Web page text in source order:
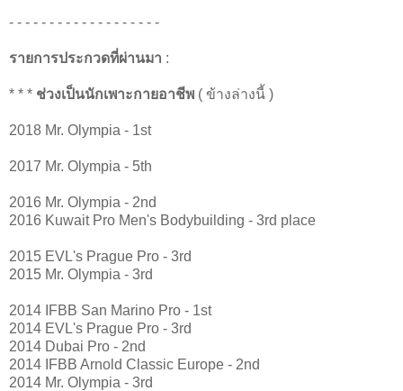
- - - - - - - - - - - - - - - - - - -
รายการประกวดที่ผ่านมา :
* * * ช่วงเป็นนักเพาะกายอาชีพ ( ข้างล่างนี้ )
2018 Mr. Olympia - 1st
2017 Mr. Olympia - 5th
2016 Mr. Olympia - 2nd
2016 Kuwait Pro Men's Bodybuilding - 3rd place
2015 EVL's Prague Pro - 3rd
2015 Mr. Olympia - 3rd
2014 IFBB San Marino Pro - 1st
2014 EVL's Prague Pro - 3rd
2014 Dubai Pro - 2nd
2014 IFBB Arnold Classic Europe - 2nd
2014 Mr. Olympia - 3rd